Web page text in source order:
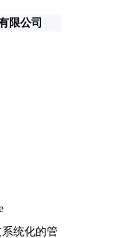
限公司
统化的管